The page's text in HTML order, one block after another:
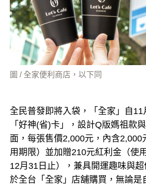
圖 / 全家便利商店，以下同
全民普發即將入袋，「全家」自11
「好神(省)卡」，設計Q版媽祖款
面，每張售價2,000元，內含2,000
用期限）並加贈210元紅利金（使
12月31日止），兼具開運趣味與
於全台「全家」店舖購買，無論是